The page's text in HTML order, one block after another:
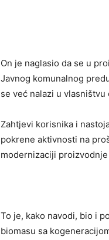
On je naglasio da se u
Јavnog komunalnog
se već nalazi u vlasništvu
Zahtjevi korisnika i
pokrene aktivnosti na
modernizaciji
To je, kako navodi, bio i
biomasu sa